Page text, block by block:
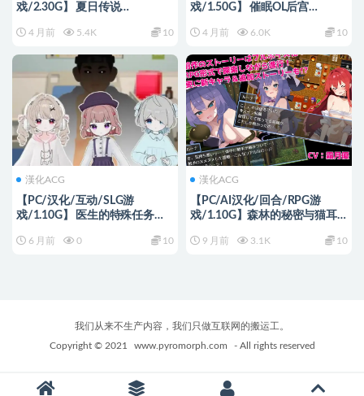
戏/2.30G】 夏日传说
Ver21.0.0 WIP.7159 机翻版+欧
4 月前 5.4K 10
戏/1.50G】 催眠OL后宫
Switch） 官中步兵版+日式RPG
4 月前 6.0K 10
漢化ACG
【PC/汉化/互动/SLG游
戏/1.10G】 医生的特殊任务
动SLG游戏+1.10G
6 月前 0 10
漢化ACG
【PC/AI汉化/回合/RPG游
戏/1.10G】森林的秘密与猫耳
戏+1.10G
9 月前 3.1K 10
我们从来不生产内容，我们只做互联网的搬运工。
Copyright © 2021
www.pyromorph.com - All rights reserved